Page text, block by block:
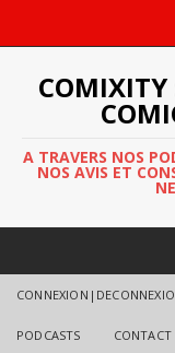
COMIXITY
A TRAVERS NOS
NOS AVIS ET
PODCASTS CONTACT